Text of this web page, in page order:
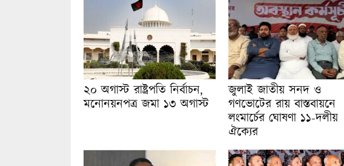
২০ অগাস্ট রাষ্ট্রপতি নির্বাচন,
মনোনয়নপত্র জমা ১৩ অগাস্ট
জুলাই জাতীয় সনদ ও
গণভোটের রায় বাস্তবায়নে
লংমার্চের ঘোষণা ১১-দলীয়
ঐক্যের